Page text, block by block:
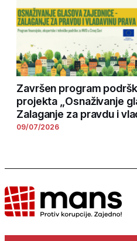
Završen program
projekta „Osnaživanje
Zalaganje za pravdu i
09/07/2026